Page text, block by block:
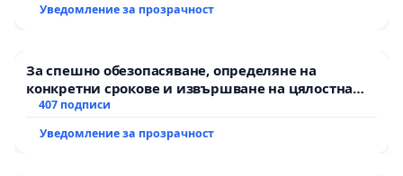
Уведомление за прозрачност
За спешно обезопасяване, определяне на
конкретни срокове и извършване на цялостна
рехабилитация на републиканския път между
Мирово - к.к. Момин проход
407 подписи
Уведомление за прозрачност